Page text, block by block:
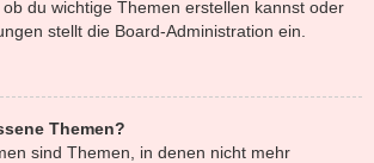
du wichtige Themen erstellen kannst oder
stellt die Board-Administration ein.
Themen?
sind Themen, in denen nicht mehr